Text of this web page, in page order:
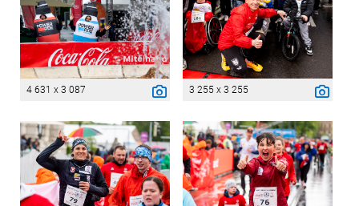
4 631 x 3 087 3 255 x 3 255